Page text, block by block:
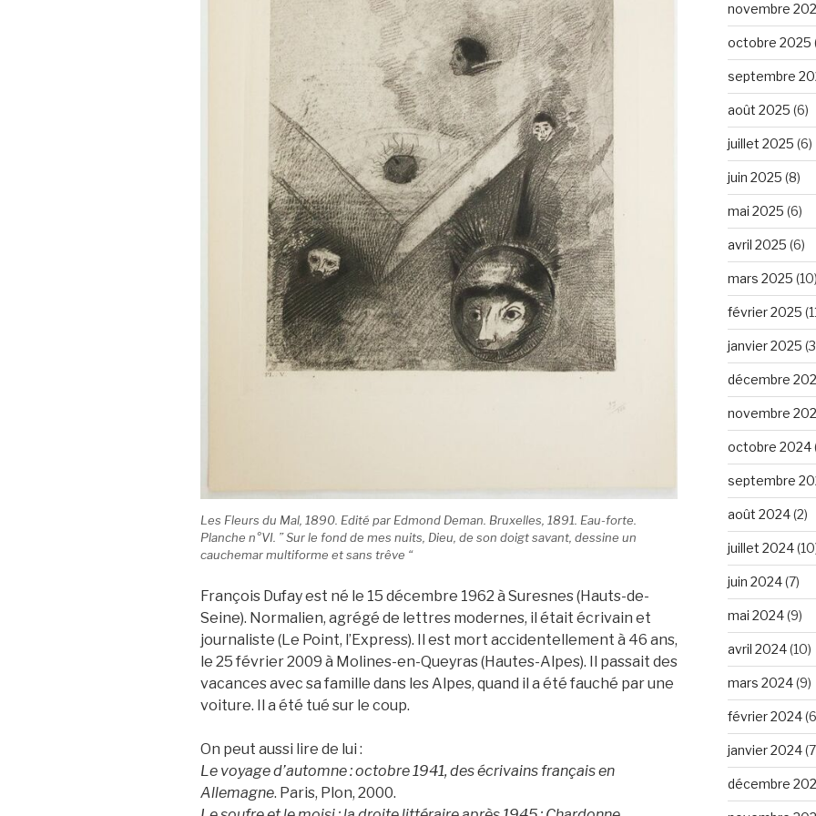
Les Fleurs du Mal , 1890. Edité par Edmond Deman. Bruxelles, 1891. Eau-forte.
Planche n°VI. ” Sur le fond de mes nuits, Dieu, de son doigt savant, dessine un
cauchemar multiforme et sans trêve “
François Dufay est né le 15 décembre 1962 à Suresnes (Hauts-de-
Seine). Normalien, agrégé de lettres modernes, il était écrivain et
journaliste (Le Point, l’Express). Il est mort accidentellement à 46 ans,
le 25 février 2009 à Molines-en-Queyras (Hautes-Alpes). Il passait des
vacances avec sa famille dans les Alpes, quand il a été fauché par une
voiture. Il a été tué sur le coup.
On peut aussi lire de lui :
Le voyage d’automne : octobre 1941, des écrivains français en
Allemagne. Paris, Plon, 2000.
novembre
octobre 2025
septembre
août 2025 (6)
juillet 2025 (6)
juin 2025 (8)
mai 2025 (6)
avril 2025 (6)
mars 2025 (10)
février 2025
janvier 2025
décembre
novembre
octobre 2024
septembre
août 2024(2)
juillet 2024
juin 2024(7)
mai 2024(9)
avril 2024(10)
mars 2024(9)
février 2024
janvier 2024
décembre